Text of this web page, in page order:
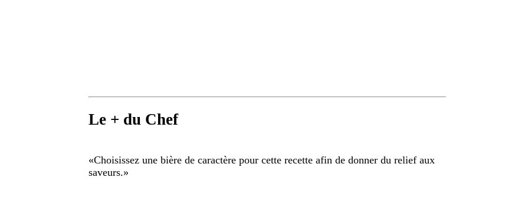
Le + du Chef
«Choisissez une bière de caractère pour cette recette afin de donner du relief aux
saveurs.»